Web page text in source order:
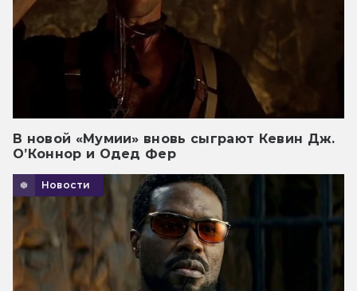
В новой «Мумии» вновь сыграют Кевин Дж.
О’Коннор и Одед Фер
Новости